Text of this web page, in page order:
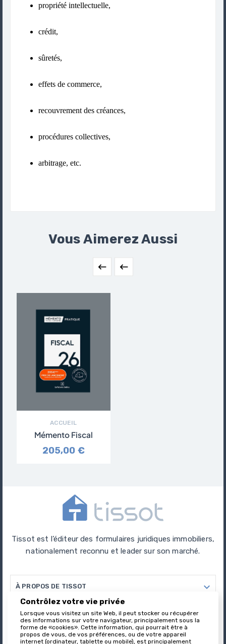
propriété intellectuelle,
crédit,
sûretés,
effets de commerce,
recouvrement des créances,
procédures collectives,
arbitrage, etc.
Vous Aimerez Aussi
 
ACCUEIL
Mémento Fiscal
205,00 €
Tissot est l’éditeur des formulaires juridiques immobiliers,
nationalement reconnu et leader sur son marché.
À PROPOS DE TISSOT 
VOTRE COMPTE
INFORMATIONS
Contrôlez votre vie privée
Lorsque vous visitez un site Web, il peut stocker ou récupérer
des informations sur votre navigateur, principalement sous la
forme de «cookies». Cette information, qui pourrait être à
propos de vous, de vos préférences, ou de votre appareil
internet (ordinateur, tablette ou mobile), est principalement